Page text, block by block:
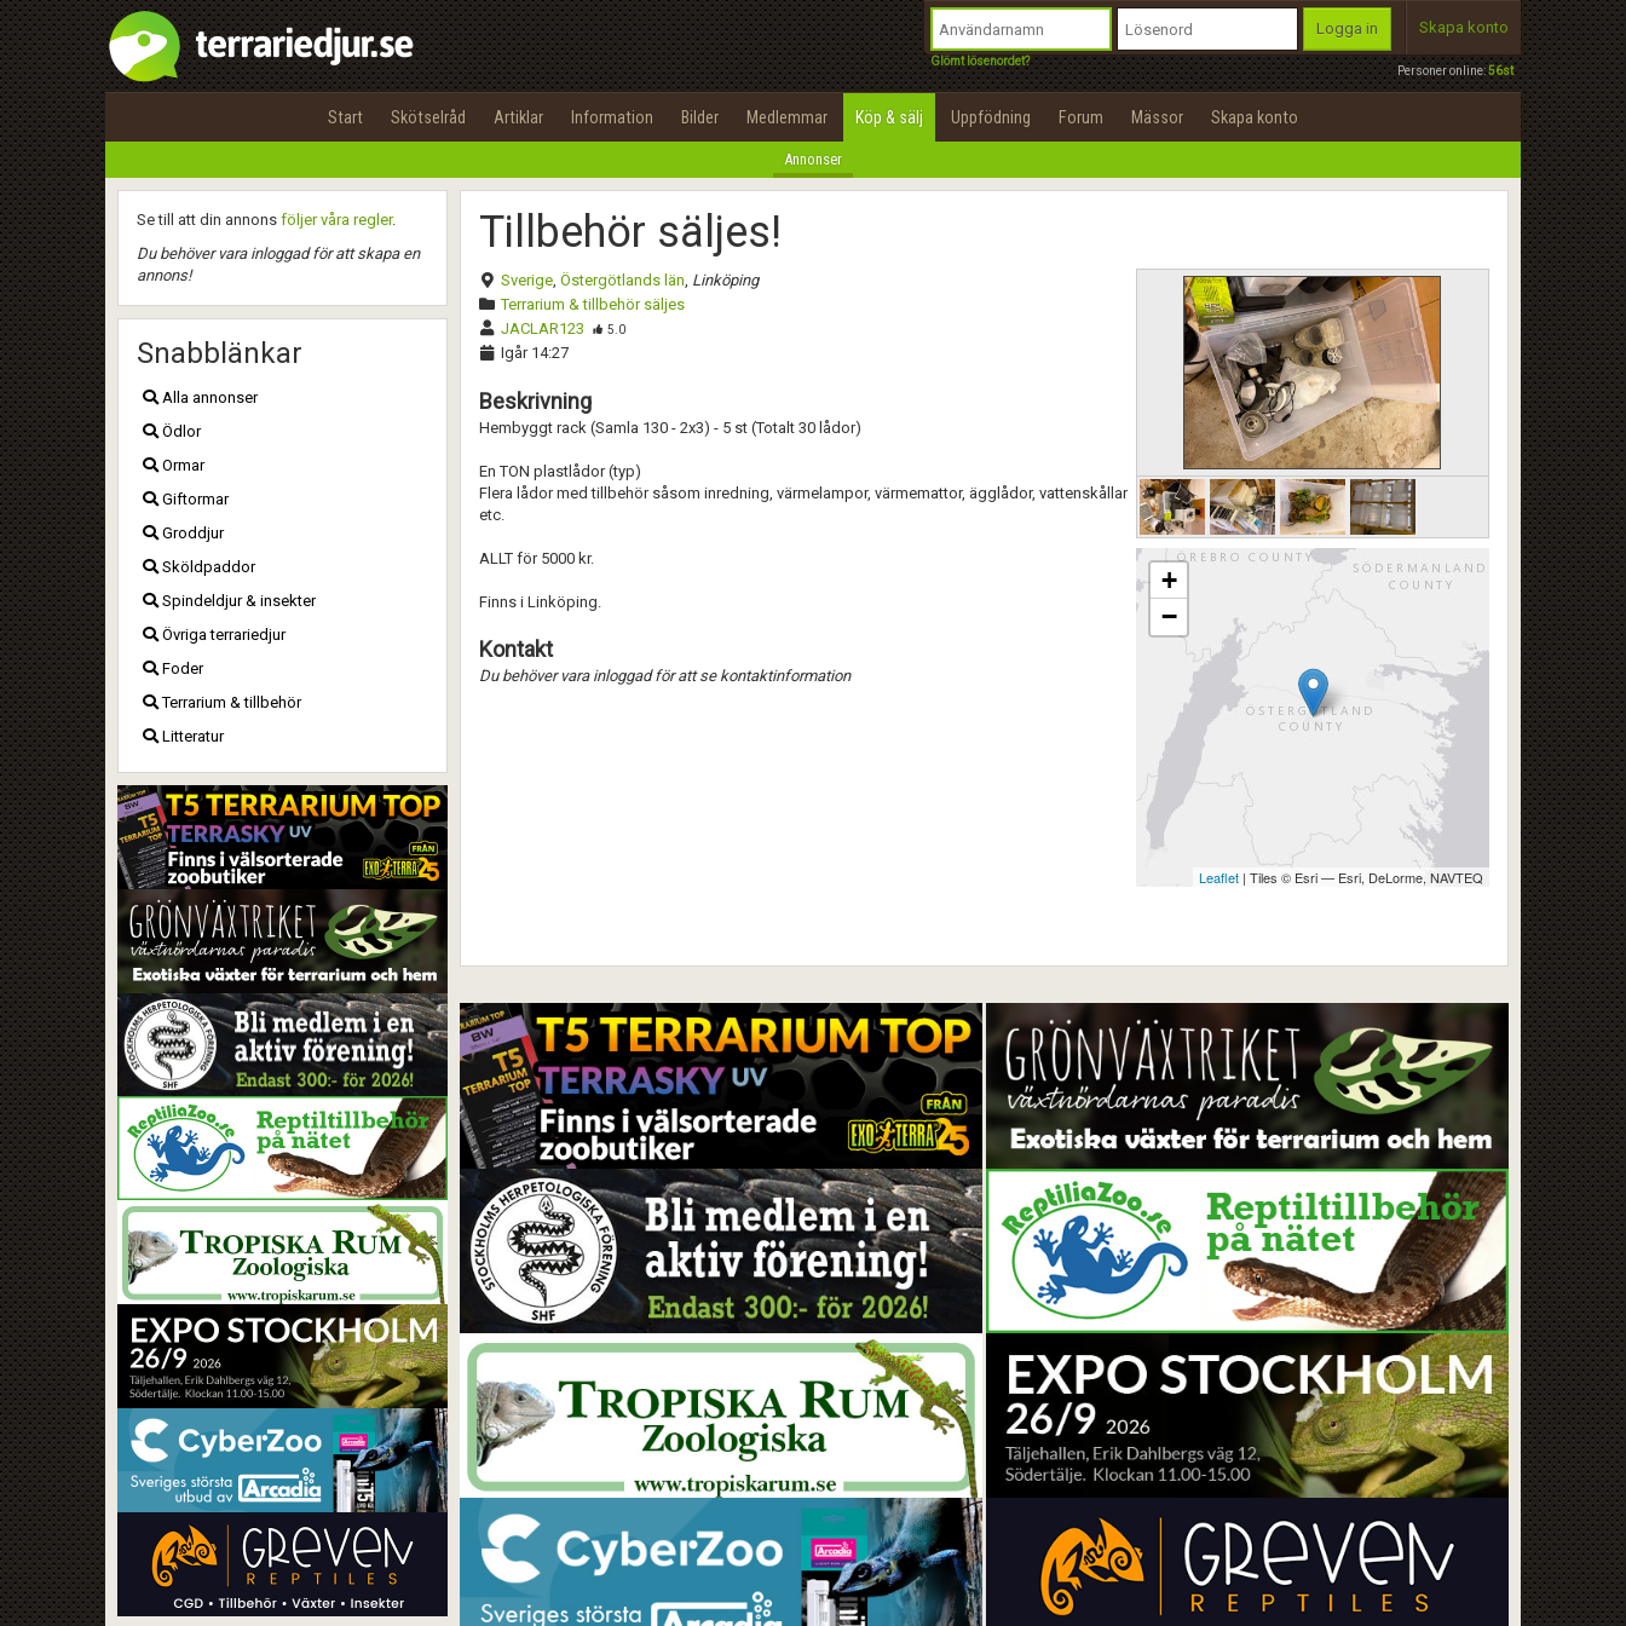
Personer online:56st
Logga in
Glömt lösenordet?
Skapa konto
Start Skötselråd Artiklar Information Bilder Medlemmar Köp & sälj Uppfödning Forum Mässor Skapa konto
Annonser
Se till att din annons följer våra regler.
Du behöver vara inloggad för att skapa en
annons!
Snabblänkar
Alla annonser
Ödlor
Ormar
Giftormar
Groddjur
Sköldpaddor
Spindeldjur & insekter
Övriga terrariedjur
Foder
Terrarium & tillbehör
Litteratur
Tillbehör säljes!
+
−
Leaflet | Tiles © Esri — Esri, DeLorme, NAVTEQ
Sverige, Östergötlands län, Linköping
Terrarium & tillbehör säljes
JACLAR123
5.0
Igår 14:27
Beskrivning
Hembyggt rack (Samla 130 - 2x3) - 5 st (Totalt 30 lådor)
En TON plastlådor (typ)
Flera lådor med tillbehör såsom inredning, värmelampor, värmemattor, ägglådor, vattenskållar
etc.
ALLT för 5000 kr.
Finns i Linköping.
Kontakt
Du behöver vara inloggad för att se kontaktinformation
Namn:
Beskrivning:
Alla Positiva Negativa
Spara
Utför
100%
OK
integritetspolicy
Namn:
Epost:
Lösenord:
Terms of Service
Begär nytt lösenord
Tillbaka till förstasidan